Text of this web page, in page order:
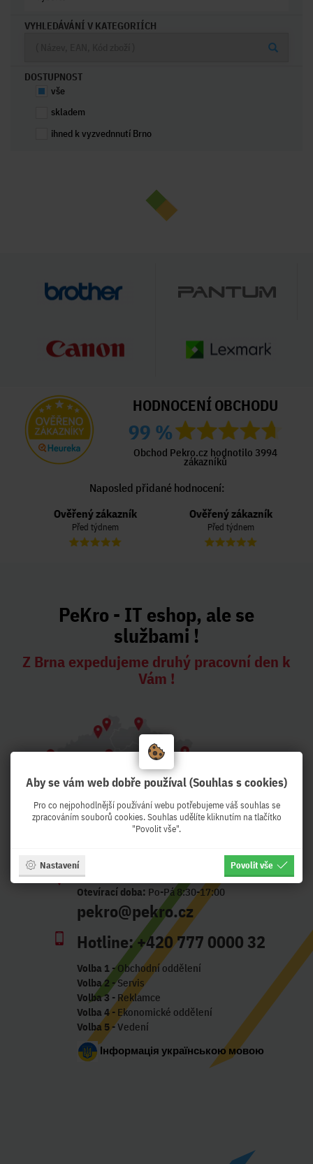
VYHLEDÁVÁNÍ V KATEGORIÍCH
DOSTUPNOST
vše
skladem
ihned k vyzvednnutí Brno
HODNOCENÍ OBCHODU
99 %
Obchod Pekro.cz hodnotilo 3994
zákazníků
Naposled přidané hodnocení:
Ověřený zákazník
Před týdnem
Ověřený zákazník
Před týdnem
PeKro - IT eshop, ale se
službami !
Z Brna expedujeme druhý pracovní den k
Vám !
Adresa:
Otevírací doba: Po-Pá 8:30-17:00
pekro@pekro.cz
Hotline:+420 777 0000 32
Volba 1- Obchodní oddělení
Volba 2 - Servis
Volba 3 - Reklamce
Volba 4- Ekonomické oddělení
Volba 5- Vedení
Інформація українською мовою
Aby se vám web dobře používal (Souhlas s cookies)
Pro co nejpohodlnější používání webu potřebujeme váš souhlas se
zpracováním souborů cookies. Souhlas udělíte kliknutím na tlačítko
"Povolit vše".
Nastavení Povolit vše